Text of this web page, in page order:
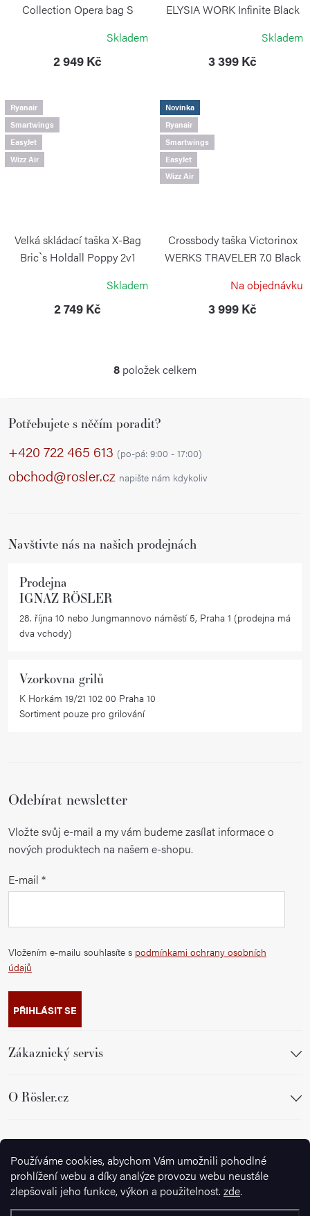
Používáme cookies, abychom Vám umožnili pohodlné
prohlížení webu a díky analýze provozu webu neustále
zlepšovali jeho funkce, výkon a použitelnost. zde.
Collection Opera bag S
Skladem
2 949 Kč
ELYSIA WORK Infinite Black
Skladem
3 399 Kč
Ryanair
Smartwings
EasyJet
Wizz Air
Velká skládací taška X-Bag
Bric`s Holdall Poppy 2v1
Skladem
2 749 Kč
Novinka
Ryanair
Smartwings
EasyJet
Wizz Air
Crossbody taška Victorinox
WERKS TRAVELER 7.0 Black
Na objednávku
3 999 Kč
O
l
á
d
c
r
v
u
8 položek celkem
Potřebujete s něčím poradit?
+420 722 465 613 (po-pá: 9:00 - 17:00)
obchod@rosler.cz napište nám kdykoliv
Navštivte nás na našich prodejnách
Prodejna
IGNAZ RÖSLER
28. října 10 nebo Jungmannovo náměstí 5, Praha 1 (prodejna má
dva vchody)
Vzorkovna grilů
K Horkám 19/21 102 00 Praha 10
Sortiment pouze pro grilování
Odebírat newsletter
Vložte svůj e-mail a my vám budeme zasílat informace o
nových produktech na našem e-shopu.
E-mail
Vložením e-mailu souhlasíte s podmínkami ochrany osobních
údajů
PŘIHLÁSIT SE
Zákaznický servis
O Rösler.cz
Sledujte nás